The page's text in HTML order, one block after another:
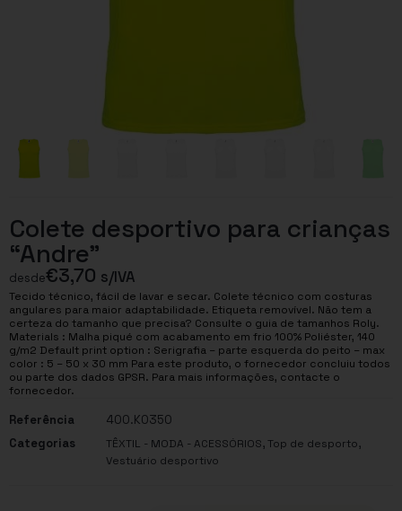
Colete desportivo para crianças
“Andre”
desde€3,70 s/IVA
Tecido técnico, fácil de lavar e secar. Colete técnico com costuras
angulares para maior adaptabilidade. Etiqueta removível. Não tem a
certeza do tamanho que precisa? Consulte o guia de tamanhos Roly.
Materials : Malha piqué com acabamento em frio 100% Poliéster, 140
g/m2 Default print option : Serigrafia – parte esquerda do peito – max
color : 5 – 50 x 30 mm Para este produto, o fornecedor concluiu todos
ou parte dos dados GPSR. Para mais informações, contacte o
fornecedor.
Referência
400.K0350
Categorias
TÊXTIL - MODA - ACESSÓRIOS,Top de desporto,
Vestuário desportivo